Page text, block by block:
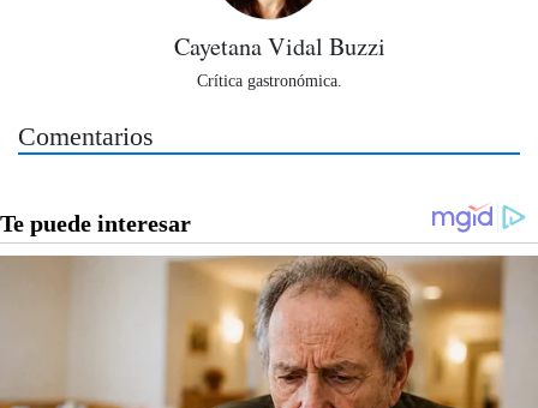
Cayetana Vidal Buzzi
Crítica gastronómica.
Comentarios